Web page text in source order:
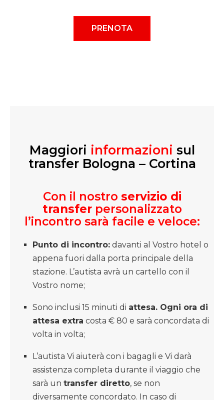
PRENOTA
Maggiori informazioni sul
transfer Bologna – Cortina
Con il nostro servizio di
transferpersonalizzato
l’incontro sarà facile e veloce:
Punto di incontro: davanti al Vostro hotel o
appena fuori dalla porta principale della
stazione. L’autista avrà un cartello con il
Vostro nome;
Sono inclusi 15 minuti di attesa. Ogni ora di
attesa extra costa € 80 e sarà concordata di
volta in volta;
L’autista Vi aiuterà con i bagagli e Vi darà
assistenza completa durante il viaggio che
sarà un transfer diretto, se non
diversamente concordato. In caso di